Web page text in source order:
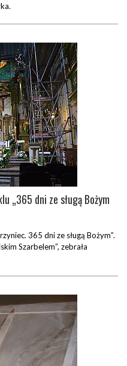
„365 dni ze sługą Bożym
365 dni ze sługą Bożym”.
Szarbelem”, zebrała